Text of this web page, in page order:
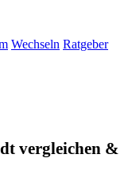
Wechseln Ratgeber
vergleichen &